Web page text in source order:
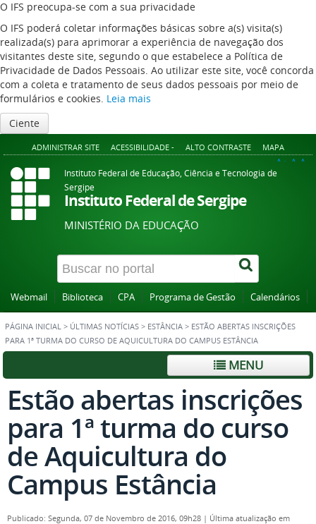
O IFS preocupa-se com a sua privacidade
O IFS poderá coletar informações básicas sobre a(s) visita(s)
realizada(s) para aprimorar a experiência de navegação dos
visitantes deste site, segundo o que estabelece a Política de
Privacidade de Dados Pessoais. Ao utilizar este site, você concorda
com a coleta e tratamento de seus dados pessoais por meio de
formulários e cookies. Leia mais
Ciente
ADMINISTRAR SITE ACESSIBILIDADE - ALTO CONTRASTE MAPA
A+ A A-
Instituto Federal de Educação, Ciência e Tecnologia de
Sergipe
Instituto Federal de Sergipe
MINISTÉRIO DA EDUCAÇÃO
Webmail Biblioteca CPA Programa de Gestão Calendários
PÁGINA INICIAL > ÚLTIMAS NOTÍCIAS > ESTÂNCIA > ESTÃO ABERTAS INSCRIÇÕES
PARA 1ª TURMA DO CURSO DE AQUICULTURA DO CAMPUS ESTÂNCIA
MENU
Estão abertas inscrições
para 1ª turma do curso
de Aquicultura do
Campus Estância
Publicado: Segunda, 07 de Novembro de 2016, 09h28 | Última atualização em